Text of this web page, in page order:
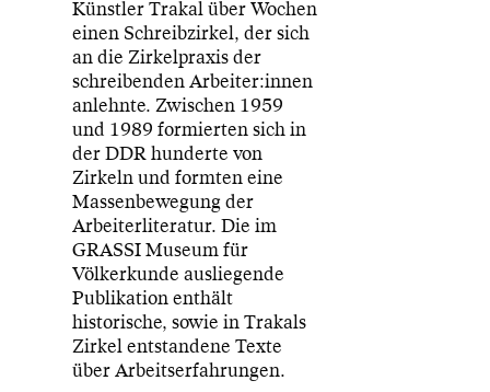
Künstler Trakal über Wochen
einen Schreibzirkel, der sich
an die Zirkelpraxis der
schreibenden Arbeiter:innen
anlehnte. Zwischen 1959
und 1989 formierten sich in
der DDR hunderte von
Zirkeln und formten eine
Massenbewegung der
Arbeiterliteratur. Die im
GRASSI Museum für
Völkerkunde ausliegende
Publikation enthält
historische, sowie in Trakals
Zirkel entstandene Texte
über Arbeitserfahrungen.